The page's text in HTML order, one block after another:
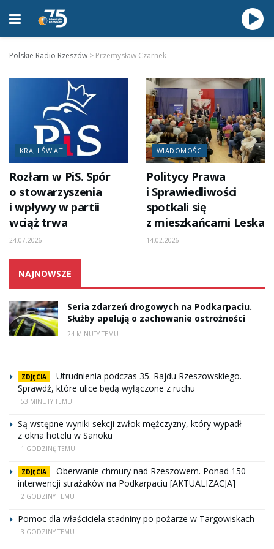
Polskie Radio Rzeszów > Przemysław Czarnek
KRAJ I ŚWIAT
Rozłam w PiS. Spór
o stowarzyszenia
i wpływy w partii
wciąż trwa
24.07.2026
WIADOMOŚCI
Politycy Prawa
i Sprawiedliwości
spotkali się
z mieszkańcami Leska
14.02.2026
NAJNOWSZE
Seria zdarzeń drogowych na Podkarpaciu.
Służby apelują o zachowanie ostrożności
24 MINUTY TEMU
ZDJĘCIA
Utrudnienia podczas 35. Rajdu Rzeszowskiego.
Sprawdź, które ulice będą wyłączone z ruchu
53 MINUTY TEMU
Są wstępne wyniki sekcji zwłok mężczyzny, który wypadł
z okna hotelu w Sanoku
1 GODZINĘ TEMU
ZDJĘCIA
Oberwanie chmury nad Rzeszowem. Ponad 150
interwencji strażaków na Podkarpaciu [AKTUALIZACJA]
2 GODZINY TEMU
Pomoc dla właściciela stadniny po pożarze w Targowiskach
3 GODZINY TEMU